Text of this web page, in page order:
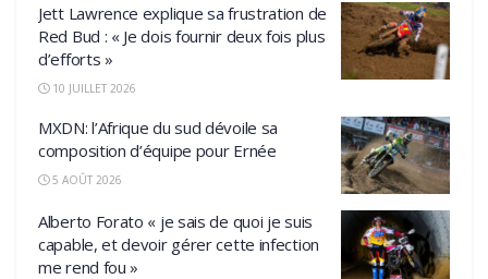
Jett Lawrence explique sa frustration de
Red Bud : « Je dois fournir deux fois plus
d’efforts »
10 JUILLET 2026
MXDN: l’Afrique du sud dévoile sa
composition d’équipe pour Ernée
5 AOÛT 2026
Alberto Forato « je sais de quoi je suis
capable, et devoir gérer cette infection
me rend fou »